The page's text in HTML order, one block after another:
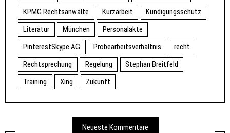
KPMG Rechtsanwälte
Kurzarbeit
Kündigungsschutz
Literatur
München
Personalakte
PinterestSkype AG
Probearbeitsverhältnis
recht
Rechtsprechung
Regelung
Stephan Breitfeld
Training
Xing Zukunft
Neueste Kommentare